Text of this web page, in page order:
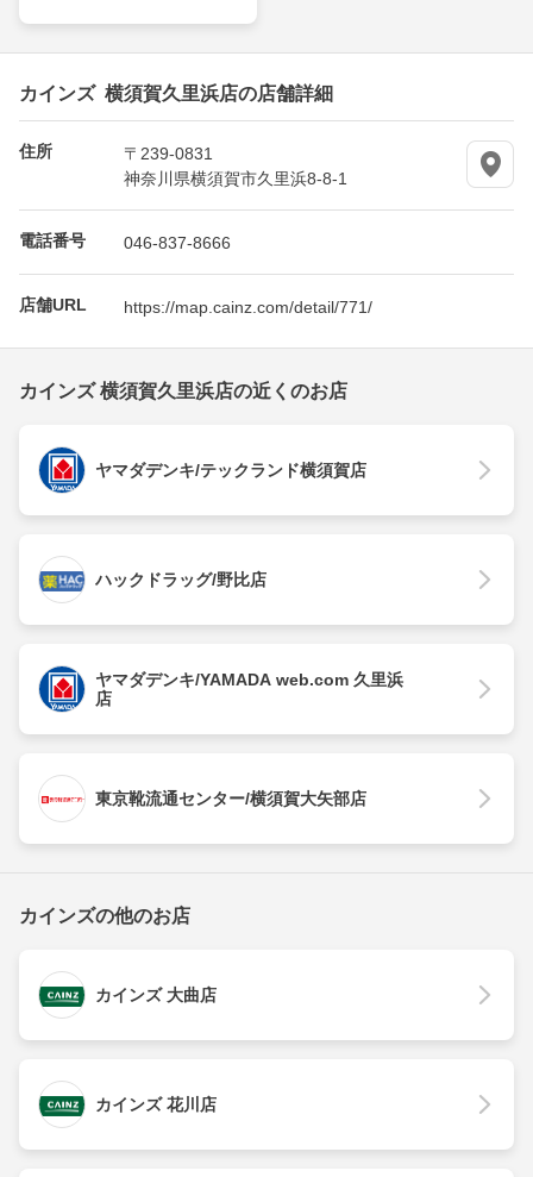
カインズ 横須賀久里浜店の店舗詳細
住所
〒239-0831
神奈川県横須賀市久里浜8-8-1
電話番号 046-837-8666
店舗URL https://map.cainz.com/detail/771/
カインズ 横須賀久里浜店の近くのお店
ヤマダデンキ/テックランド横須賀店
ハックドラッグ/野比店
ヤマダデンキ/YAMADA web.com 久里浜
店
東京靴流通センター/横須賀大矢部店
カインズの他のお店
カインズ 大曲店
カインズ 花川店